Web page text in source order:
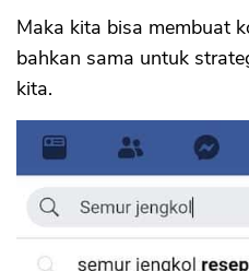
Maka kita bisa membuat
bahkan sama untuk
kita.